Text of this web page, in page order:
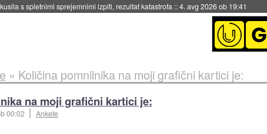
s spletnimi sprejemnimi izpiti, rezultat katastrofa ::4. avg 2026 ob 19:41
» Količina pomnilnika na moji grafični kartici je:
na moji grafični kartici je:
00:02
Ankete